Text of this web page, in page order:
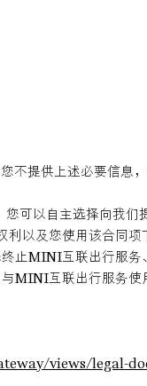
不提供上述必要信息
可以自主选择向我们
以及您使用该合同项
止MINI互联出行服务
MINI互联出行服务使
views/legal-